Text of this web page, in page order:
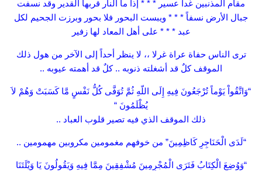
مقام المذنبين غداً عسير * * * إذا ما النار قربها القدير وقد نسفت
جبال الأرض نسفاً * * * ويبست البحور فلا بحور وبرزت الجحيم لكل
عبد * * * على أهل المعاد لها زفير
ترى الناس حفاة عراة غرلا ،، لا ينظر أحداً إلى الآخر من هول ذلك
الموقف كلٌ قد أشغلته ذنوبه .. كلٌ قد أهمته عيوبه ..
“وَاتَّقُواْ يَوْماً تُرْجَعُونَ فِيهِ إِلَى اللّهِ ثُمَّ تُوَفَّى كُلُّ نَفْسٍ مَّا كَسَبَتْ وَهُمْ لاَ
يُظْلَمُونَ “
ذلك الموقف الذي فيه تصير قلوب العباد ..
“لَدَى الْحَنَاجِرِ كَاظِمِينَ” من خوفهم مغمومين مكروبين مهمومين ..
“وَوُضِعَ الْكِتَابُ فَتَرَى الْمُجْرِمِينَ مُشْفِقِينَ مِمَّا فِيهِ وَيَقُولُونَ يَا وَيْلَتَنَا